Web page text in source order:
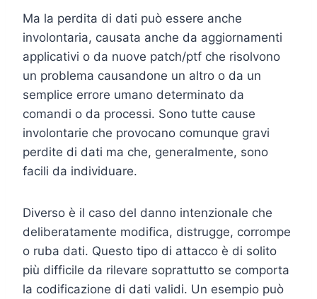
Ma la perdita di dati può essere anche
involontaria, causata anche da aggiornamenti
applicativi o da nuove patch/ptf che risolvono
un problema causandone un altro o da un
semplice errore umano determinato da
comandi o da processi. Sono tutte cause
involontarie che provocano comunque gravi
perdite di dati ma che, generalmente, sono
facili da individuare.
Diverso è il caso del danno intenzionale che
deliberatamente modifica, distrugge, corrompe
o ruba dati. Questo tipo di attacco è di solito
più difficile da rilevare soprattutto se comporta
la codificazione di dati validi. Un esempio può